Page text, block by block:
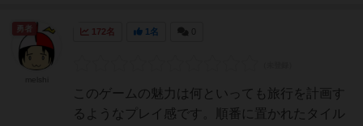
172名 1名
このゲームの魅力は何といっても旅行を計画す
るようなプレイ感です。順番に置かれたタイル
勇者